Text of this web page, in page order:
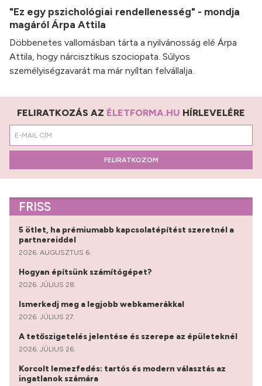
"Ez egy pszichológiai rendellenesség" - mondja
magáról Árpa Attila
Döbbenetes vallomásban tárta a nyilvánosság elé Árpa
Attila, hogy nárcisztikus szociopata. Súlyos
személyiségzavarát ma már nyíltan felvállalja.
FELIRATKOZÁS AZ ÉLETFORMA.HU HÍRLEVELÉRE
FELIRATKOZOM
FRISS
5 ötlet, ha prémiumabb kapcsolatépítést szeretnél a
partnereiddel
2026. AUGUSZTUS 6.
Hogyan építsünk számítógépet?
2026. JÚLIUS 28.
Ismerkedj meg a legjobb webkamerákkal
2026. JÚLIUS 27.
A tetőszigetelés jelentése és szerepe az épületeknél
2026. JÚLIUS 26.
Korcolt lemezfedés: tartós és modern választás az
ingatlanok számára